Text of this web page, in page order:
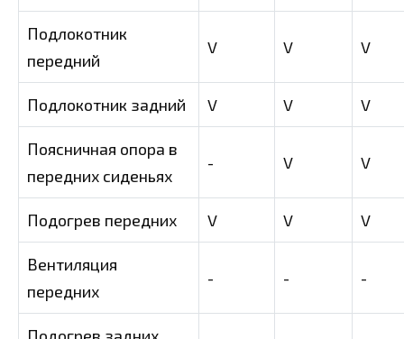
Подлокотник
передний
V V V
Подлокотник задний V V V
Поясничная опора в
передних сиденьях
- V V
Подогрев передних V V V
Вентиляция
передних
- - -